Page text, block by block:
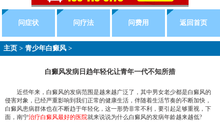
问症状 问疗法 问费用 返回首页
主页 > 青少年白癜风 >
白癜风发病日趋年轻化让青年一代不知所措
近些年来，白癜风的发病范围是越来越广泛了，其中男女老少都是白癜风的
侵害对象，已经严重影响到我们正常的健康生活，伴随着生活节奏的不断加快，
白癜风患病群体也在不断趋于年轻化，这一形势非常不利，要引起足够重视，下
面，南宁治疗白癜风最好的医院就来说说为什么白癜风的发病年龄越来越低?